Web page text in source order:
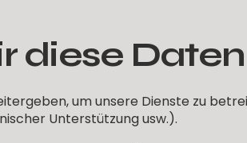
diese
um unsere Dienste zu
Unterstützung usw.).